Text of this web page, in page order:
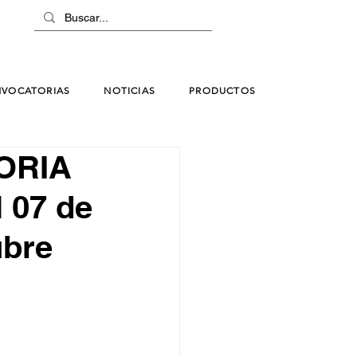
NOTICIAS PRODUCTOS
07 de